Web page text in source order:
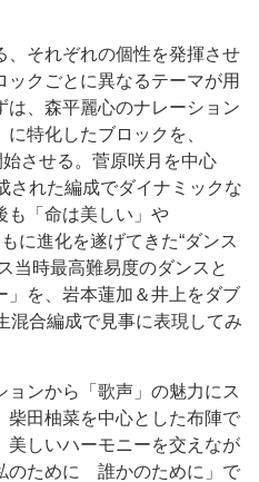
それぞれの個性を発揮させ
クごとに異なるテーマが用
、森平麗心のナレーション
特化したブロックを、
させる。菅原咲月を中心
された編成でダイナミックな
も「命は美しい」や
に進化を遂げてきた“ダンス
当時最高難易度のダンスと
」を、岩本蓮加＆井上をダブ
混合編成で見事に表現してみ
ンから「歌声」の魅力にス
柴田柚菜を中心とした布陣で
美しいハーモニーを交えなが
のために 誰かのために」で